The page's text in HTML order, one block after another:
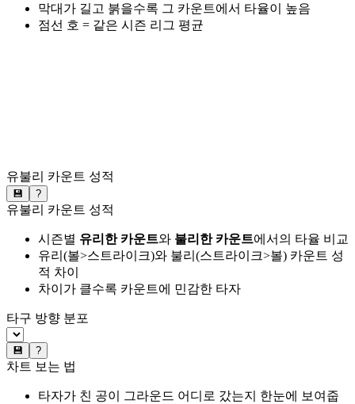
막대가 길고 붉을수록 그 카운트에서 타율이 높음
점선 호 = 같은 시즌 리그 평균
유불리 카운트 성적
💾 ?
유불리 카운트 성적
시즌별 유리한 카운트와 불리한 카운트에서의 타율 비교
유리(볼>스트라이크)와 불리(스트라이크>볼) 카운트 성
적 차이
차이가 클수록 카운트에 민감한 타자
타구 방향 분포
💾 ?
차트 보는 법
타자가 친 공이 그라운드 어디로 갔는지 한눈에 보여줍